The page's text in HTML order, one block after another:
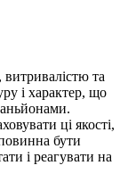
та
і характер, що
ці якості,
бути
і реагувати на